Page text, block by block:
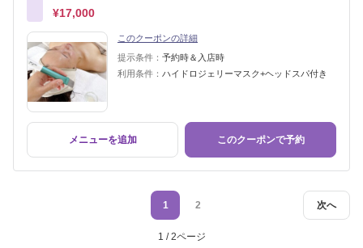
¥17,000
このクーポンの詳細
提示条件： 予約時＆入店時
利用条件： ハイドロジェリーマスク+ヘッドスパ付き
メニューを追加 このクーポンで予約
次へ
1 2
1 / 2ページ